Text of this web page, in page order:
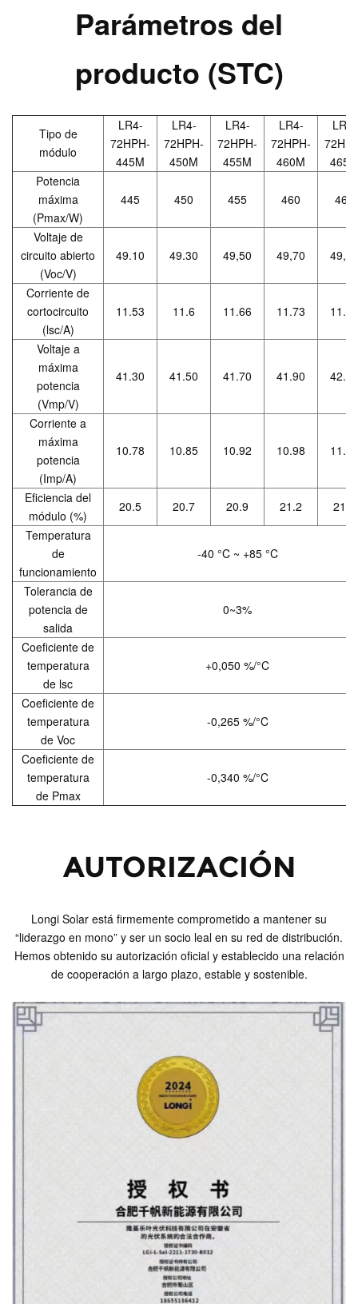
Parámetros del
producto (STC)
Tipo de
módulo
LR4-
72HPH-
445M
LR4-
72HPH-
450M
LR4-
72HPH-
455M
LR4-
72HPH-
460M
LR4-
465M
Potencia
máxima
(Pmax/W)
445 450 455 460 465
Voltaje de
circuito abierto
(Voc/V)
49.10 49.30 49,50 49,70 49,90
Corriente de
cortocircuito
(lsc/A)
11.53 11.6 11.66 11.73 11.79
Voltaje a
máxima
potencia
(Vmp/V)
41.30 41.50 41.70 41.90 42.10
Corriente a
máxima
potencia
(Imp/A)
10.78 10.85 10.92 10.98 11.05
Eficiencia del
módulo (%)
20.5 20.7 20.9 21.2
21.4
Temperatura
de
funcionamiento
-40 °C ~ +85 °C
Tolerancia de
potencia de
salida
0~3%
Coeficiente de
temperatura
de lsc
+0,050 %/°C
Coeficiente de
temperatura
de Voc
-0,265 %/°C
Coeficiente de
temperatura
de Pmax
-0,340 %/°C
AUTORIZACIÓN
Longi Solar está firmemente comprometido a mantener su
“liderazgo en mono” y ser un socio leal en su red de distribución.
Hemos obtenido su autorización oficial y establecido una relación
de cooperación a largo plazo, estable y sostenible.